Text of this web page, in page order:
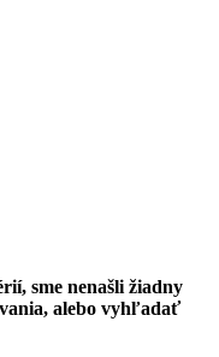
firmou na
z tokajských odrôd
technológiou. Hrozno
vrátane riadenej
sme nenašli žiadny
alebo vyhľadať